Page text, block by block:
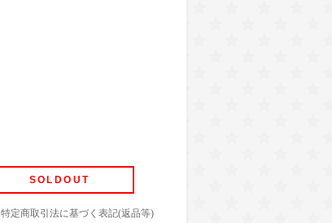
SOLDOUT
特定商取引法に基づく表記(返品等)